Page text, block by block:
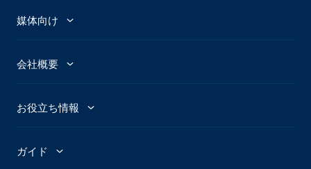
クリエイティブショップ
Connexity
広告トレンド
ヘッドライン分析
媒体向け
パブリッシャー
Skimlinks
会社概要
ストーリー
お役立ち情報
Marketing Hub
ガイド